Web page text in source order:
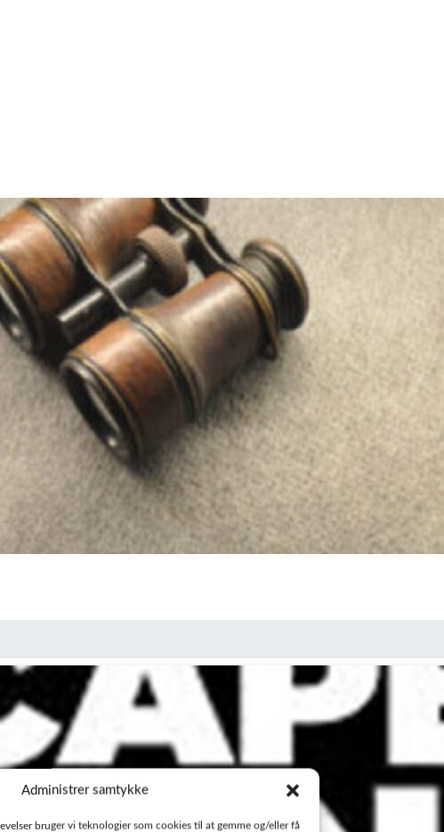
Administrer samtykke
bruger vi teknologier som cookies til at gemme og/eller få